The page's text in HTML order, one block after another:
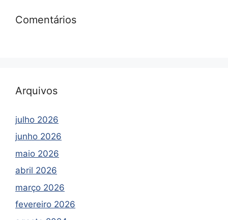
Comentários
Arquivos
julho 2026
junho 2026
maio 2026
abril 2026
março 2026
fevereiro 2026